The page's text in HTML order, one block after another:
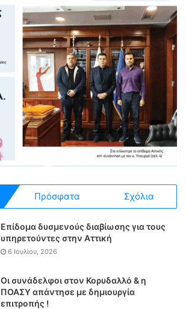
Πρόσφατα Σχόλια
Επίδομα δυσμενούς διαβίωσης για τους
υπηρετούντες στην Αττική
6 Ιουλίου, 2026
Οι συνάδελφοι στον Κορυδαλλό & η
ΠΟΑΣΥ απάντησε με δημιουργία
επιτροπής !